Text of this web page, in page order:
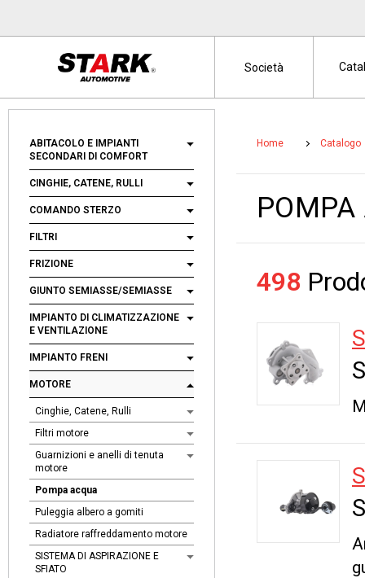
ABITACOLO E IMPIANTI
SECONDARI DI COMFORT
CINGHIE, CATENE, RULLI
COMANDO STERZO
FILTRI
FRIZIONE
GIUNTO SEMIASSE/SEMIASSE
IMPIANTO DI CLIMATIZZAZIONE
E VENTILAZIONE
IMPIANTO FRENI
MOTORE
Cinghie, Catene, Rulli
Filtri motore
Guarnizioni e anelli di tenuta
motore
Pompa acqua
Puleggia albero a gomiti
Radiatore raffreddamento motore
SISTEMA DI ASPIRAZIONE E
SFIATO
Home Catalogo
POMPA
498
Società